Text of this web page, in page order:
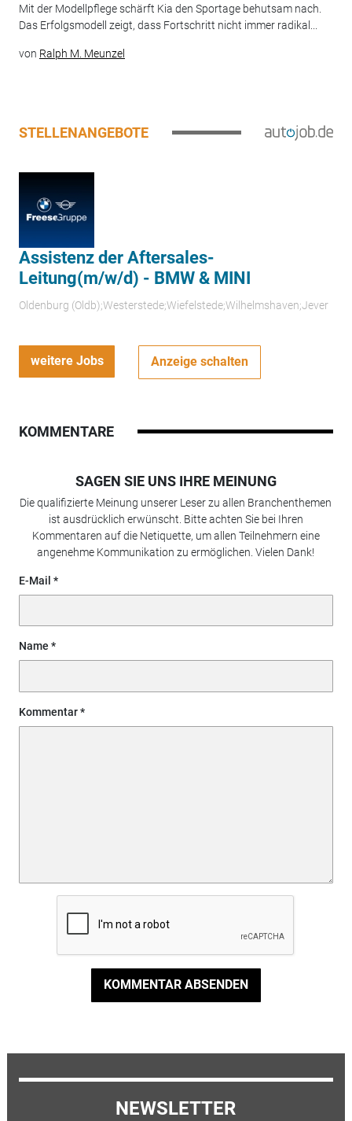
Mit der Modellpflege schärft Kia den Sportage behutsam nach.
Das Erfolgsmodell zeigt, dass Fortschritt nicht immer radikal...
von Ralph M. Meunzel
STELLENANGEBOTE
Assistenz der Aftersales-
Leitung(m/w/d) - BMW & MINI
Oldenburg (Oldb);Westerstede;Wiefelstede;Wilhelmshaven;Jever
weitere Jobs Anzeige schalten
KOMMENTARE
SAGEN SIE UNS IHRE MEINUNG
Die qualifizierte Meinung unserer Leser zu allen Branchenthemen
ist ausdrücklich erwünscht. Bitte achten Sie bei Ihren
Kommentaren auf die Netiquette, um allen Teilnehmern eine
angenehme Kommunikation zu ermöglichen. Vielen Dank!
E-Mail
Name
Kommentar
KOMMENTAR ABSENDEN
NEWSLETTER